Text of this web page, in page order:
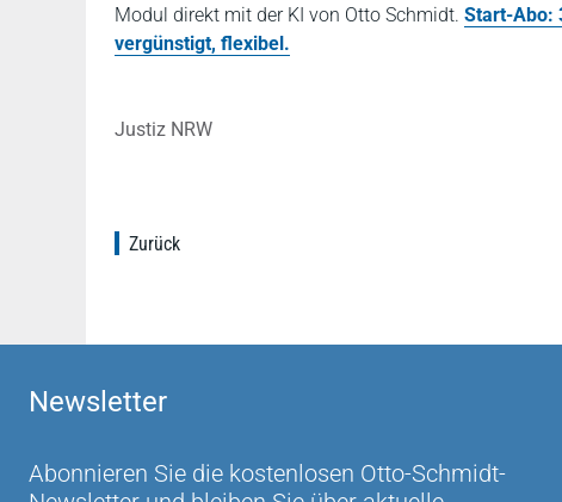
Modul direkt mit der KI von Otto Schmidt. Start-Abo:
vergünstigt, flexibel.
Justiz NRW
Zurück
Newsletter
Abonnieren Sie die kostenlosen Otto-Schmidt-